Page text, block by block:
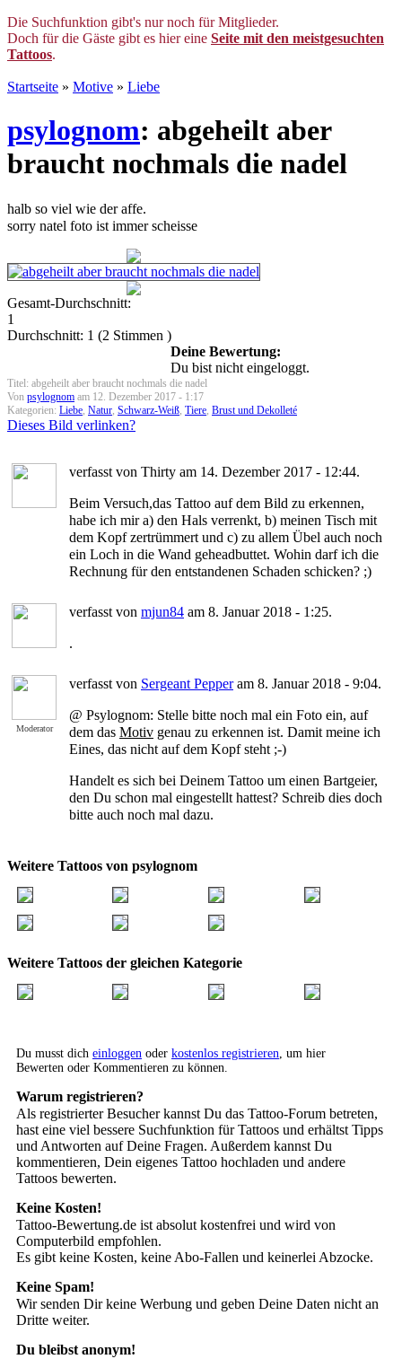
Die Suchfunktion gibt's nur noch für Mitglieder.
Doch für die Gäste gibt es hier eine Seite mit den meistgesuchten
Tattoos.
Startseite » Motive » Liebe
psylognom: abgeheilt aber
braucht nochmals die nadel
halb so viel wie der affe.
sorry natel foto ist immer scheisse
Gesamt-Durchschnitt:
1
Durchschnitt: 1 (2 Stimmen )
Deine Bewertung:
Du bist nicht eingeloggt.
Titel: abgeheilt aber braucht nochmals die nadel
Von psylognom am 12. Dezember 2017 - 1:17
Kategorien: Liebe, Natur, Schwarz-Weiß, Tiere, Brust und Dekolleté
Dieses Bild verlinken?
verfasst von Thirty am 14. Dezember 2017 - 12:44.
Beim Versuch,das Tattoo auf dem Bild zu erkennen,
habe ich mir a) den Hals verrenkt, b) meinen Tisch mit
dem Kopf zertrümmert und c) zu allem Übel auch noch
ein Loch in die Wand geheadbuttet. Wohin darf ich die
Rechnung für den entstandenen Schaden schicken? ;)
verfasst von mjun84 am 8. Januar 2018 - 1:25.
.
Moderator
verfasst von Sergeant Pepperam 8. Januar 2018 - 9:04.
@ Psylognom: Stelle bitte noch mal ein Foto ein, auf
dem das Motiv genau zu erkennen ist. Damit meine ich
Eines, das nicht auf dem Kopf steht ;-)
Handelt es sich bei Deinem Tattoo um einen Bartgeier,
den Du schon mal eingestellt hattest? Schreib dies doch
bitte auch noch mal dazu.
Weitere Tattoos von psylognom
Weitere Tattoos der gleichen Kategorie
Du musst dich einloggen oder kostenlos registrieren , um hier
Bewerten oder Kommentieren zu können.
Warum registrieren?
Als registrierter Besucher kannst Du das Tattoo-Forum betreten,
hast eine viel bessere Suchfunktion für Tattoos und erhältst Tipps
und Antworten auf Deine Fragen. Außerdem kannst Du
kommentieren, Dein eigenes Tattoo hochladen und andere
Tattoos bewerten.
Keine Kosten!
Tattoo-Bewertung.de ist absolut kostenfrei und wird von
Computerbild empfohlen.
Es gibt keine Kosten, keine Abo-Fallen und keinerlei Abzocke.
Keine Spam!
Wir senden Dir keine Werbung und geben Deine Daten nicht an
Dritte weiter.
Du bleibst anonym!